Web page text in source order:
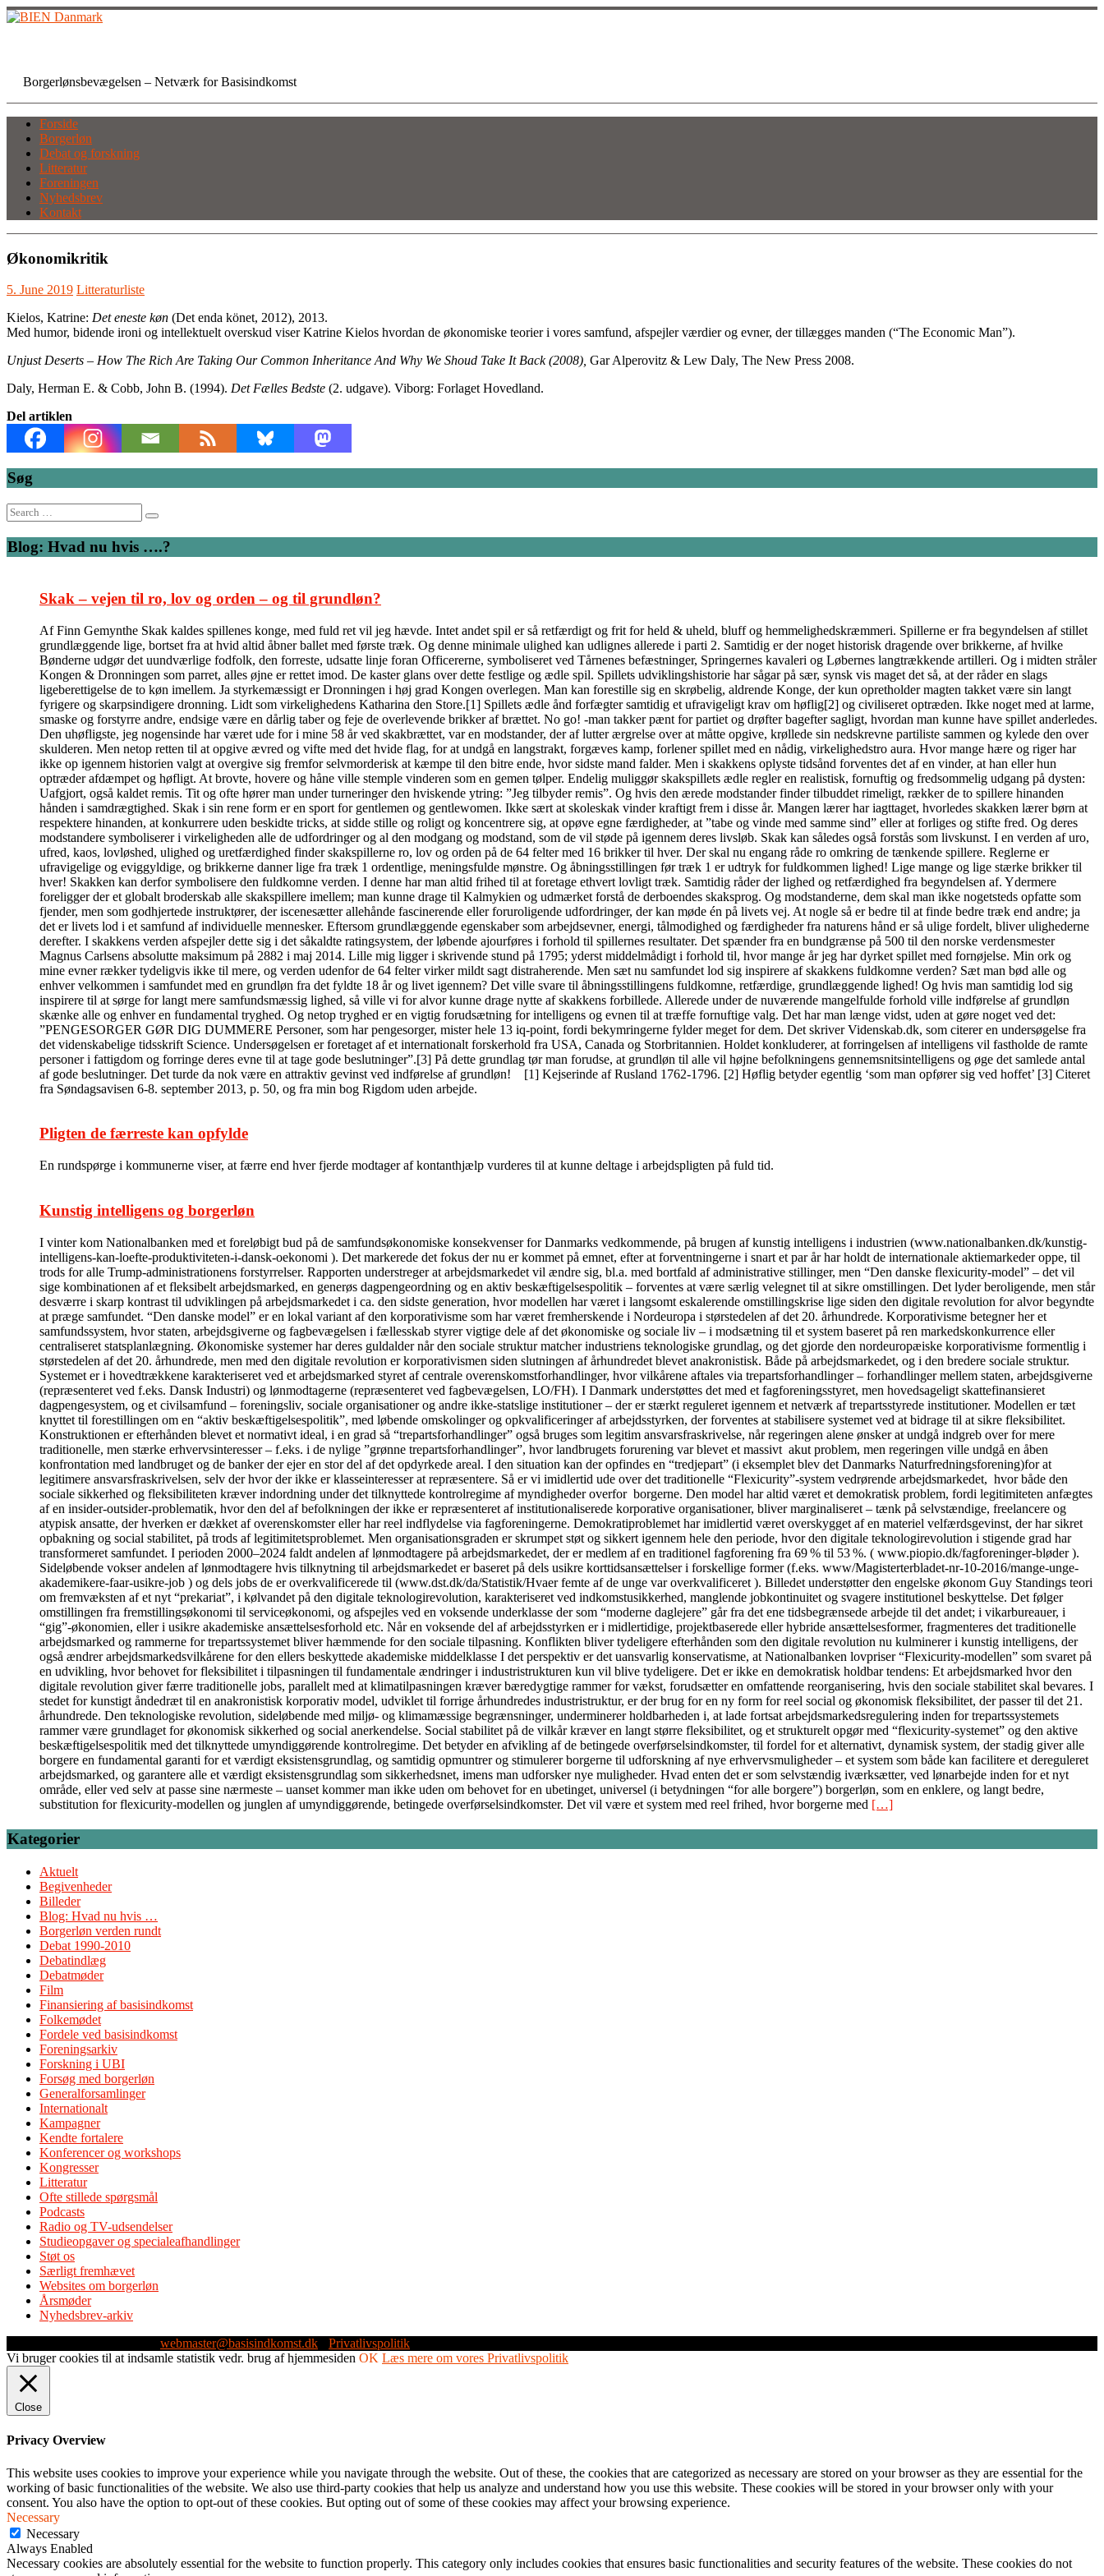
Skip
to
Borgerlønsbevægelsen – Netværk for Basisindkomst
Forside
Borgerløn
Debat og forskning
Litteratur
Foreningen
Nyhedsbrev
Kontakt
Økonomikritik
5. June 2019 Litteraturliste
Kielos, Katrine: Det eneste køn (Det enda könet, 2012), 2013.
Med humor, bidende ironi og intellektuelt overskud viser Katrine Kielos hvordan de økonomiske teorier i vores samfund, afspejler værdier og evner, der tillægges manden (“The Economic Man”).
Unjust Deserts – How The Rich Are Taking Our Common Inheritance And Why We Shoud Take It Back (2008), Gar Alperovitz & Lew Daly, The New Press 2008.
Daly, Herman E. & Cobb, John B. (1994). Det Fælles Bedste (2. udgave). Viborg: Forlaget Hovedland.
Del artiklen
Søg
Search
for:
Blog: Hvad nu hvis ….?
Skak – vejen til ro, lov og orden – og til grundløn?
Af Finn Gemynthe Skak kaldes spillenes konge, med fuld ret vil jeg hævde. Intet andet spil er så retfærdigt og frit for held & uheld, bluff og hemmelighedskræmmeri. Spillerne er fra begyndelsen af stillet
grundlæggende lige, bortset fra at hvid altid åbner ballet med første træk. Og denne minimale ulighed kan udlignes allerede i parti 2. Samtidig er der noget historisk dragende over brikkerne, af hvilke
Bønderne udgør det uundværlige fodfolk, den forreste, udsatte linje foran Officererne, symboliseret ved Tårnenes befæstninger, Springernes kavaleri og Løbernes langtrækkende artilleri. Og i midten stråler
Kongen & Dronningen som parret, alles øjne er rettet imod. De kaster glans over dette festlige og ædle spil. Spillets udviklingshistorie har sågar på sær, synsk vis maget det så, at der råder en slags
ligeberettigelse de to køn imellem. Ja styrkemæssigt er Dronningen i høj grad Kongen overlegen. Man kan forestille sig en skrøbelig, aldrende Konge, der kun opretholder magten takket være sin langt
fyrigere og skarpsindigere dronning. Lidt som virkelighedens Katharina den Store.[1] Spillets ædle ånd forfægter samtidig et ufravigeligt krav om høflig[2] og civiliseret optræden. Ikke noget med at larme,
smaske og forstyrre andre, endsige være en dårlig taber og feje de overlevende brikker af brættet. No go! -man takker pænt for partiet og drøfter bagefter sagligt, hvordan man kunne have spillet anderledes.
Den uhøfligste, jeg nogensinde har været ude for i mine 58 år ved skakbrættet, var en modstander, der af lutter ærgrelse over at måtte opgive, krøllede sin nedskrevne partiliste sammen og kylede den over
skulderen. Men netop retten til at opgive ævred og vifte med det hvide flag, for at undgå en langstrakt, forgæves kamp, forlener spillet med en nådig, virkelighedstro aura. Hvor mange hære og riger har
ikke op igennem historien valgt at overgive sig fremfor selvmorderisk at kæmpe til den bitre ende, hvor sidste mand falder. Men i skakkens oplyste tidsånd forventes det af en vinder, at han eller hun
optræder afdæmpet og høfligt. At brovte, hovere og håne ville stemple vinderen som en gemen tølper. Endelig muliggør skakspillets ædle regler en realistisk, fornuftig og fredsommelig udgang på dysten:
Uafgjort, også kaldet remis. Tit og ofte hører man under turneringer den hviskende ytring: ”Jeg tilbyder remis”. Og hvis den ærede modstander finder tilbuddet rimeligt, rækker de to spillere hinanden
hånden i samdrægtighed. Skak i sin rene form er en sport for gentlemen og gentlewomen. Ikke sært at skoleskak vinder kraftigt frem i disse år. Mangen lærer har iagttaget, hvorledes skakken lærer børn at
respektere hinanden, at konkurrere uden beskidte tricks, at sidde stille og roligt og koncentrere sig, at opøve egne færdigheder, at ”tabe og vinde med samme sind” eller at forliges og stifte fred. Og deres
modstandere symboliserer i virkeligheden alle de udfordringer og al den modgang og modstand, som de vil støde på igennem deres livsløb. Skak kan således også forstås som livskunst. I en verden af uro,
ufred, kaos, lovløshed, ulighed og uretfærdighed finder skakspillerne ro, lov og orden på de 64 felter med 16 brikker til hver. Der skal nu engang råde ro omkring de tænkende spillere. Reglerne er
ufravigelige og eviggyldige, og brikkerne danner lige fra træk 1 ordentlige, meningsfulde mønstre. Og åbningsstillingen før træk 1 er udtryk for fuldkommen lighed! Lige mange og lige stærke brikker til
hver! Skakken kan derfor symbolisere den fuldkomne verden. I denne har man altid frihed til at foretage ethvert lovligt træk. Samtidig råder der lighed og retfærdighed fra begyndelsen af. Ydermere
foreligger der et globalt broderskab alle skakspillere imellem; man kunne drage til Kalmykien og udmærket forstå de derboendes skaksprog. Og modstanderne, dem skal man ikke nogetsteds opfatte som
fjender, men som godhjertede instruktører, der iscenesætter allehånde fascinerende eller foruroligende udfordringer, der kan møde én på livets vej. At nogle så er bedre til at finde bedre træk end andre; ja
det er livets lod i et samfund af individuelle mennesker. Eftersom grundlæggende egenskaber som arbejdsevner, energi, tålmodighed og færdigheder fra naturens hånd er så ulige fordelt, bliver ulighederne
derefter. I skakkens verden afspejler dette sig i det såkaldte ratingsystem, der løbende ajourføres i forhold til spillernes resultater. Det spænder fra en bundgrænse på 500 til den norske verdensmester
Magnus Carlsens absolutte maksimum på 2882 i maj 2014. Lille mig ligger i skrivende stund på 1795; yderst middelmådigt i forhold til, hvor mange år jeg har dyrket spillet med fornøjelse. Min ork og
mine evner rækker tydeligvis ikke til mere, og verden udenfor de 64 felter virker mildt sagt distraherende. Men sæt nu samfundet lod sig inspirere af skakkens fuldkomne verden? Sæt man bød alle og
enhver velkommen i samfundet med en grundløn fra det fyldte 18 år og livet igennem? Det ville svare til åbningsstillingens fuldkomne, retfærdige, grundlæggende lighed! Og hvis man samtidig lod sig
inspirere til at sørge for langt mere samfundsmæssig lighed, så ville vi for alvor kunne drage nytte af skakkens forbillede. Allerede under de nuværende mangelfulde forhold ville indførelse af grundløn
skænke alle og enhver en fundamental tryghed. Og netop tryghed er en vigtig forudsætning for intelligens og evnen til at træffe fornuftige valg. Det har man længe vidst, uden at gøre noget ved det:
”PENGESORGER GØR DIG DUMMERE Personer, som har pengesorger, mister hele 13 iq-point, fordi bekymringerne fylder meget for dem. Det skriver Videnskab.dk, som citerer en undersøgelse fra
det videnskabelige tidsskrift Science. Undersøgelsen er foretaget af et internationalt forskerhold fra USA, Canada og Storbritannien. Holdet konkluderer, at forringelsen af intelligens vil fastholde de ramte
personer i fattigdom og forringe deres evne til at tage gode beslutninger”.[3] På dette grundlag tør man forudse, at grundløn til alle vil højne befolkningens gennemsnitsintelligens og øge det samlede antal
af gode beslutninger. Det turde da nok være en attraktiv gevinst ved indførelse af grundløn! [1] Kejserinde af Rusland 1762-1796. [2] Høflig betyder egentlig ‘som man opfører sig ved hoffet’ [3] Citeret
fra Søndagsavisen 6-8. september 2013, p. 50, og fra min bog Rigdom uden arbejde.
Pligten de færreste kan opfylde
En rundspørge i kommunerne viser, at færre end hver fjerde modtager af kontanthjælp vurderes til at kunne deltage i arbejdspligten på fuld tid.
Kunstig intelligens og borgerløn
I vinter kom Nationalbanken med et foreløbigt bud på de samfundsøkonomiske konsekvenser for Danmarks vedkommende, på brugen af kunstig intelligens i industrien (www.nationalbanken.dk/kunstig-
intelligens-kan-loefte-produktiviteten-i-dansk-oekonomi ). Det markerede det fokus der nu er kommet på emnet, efter at forventningerne i snart et par år har holdt de internationale aktiemarkeder oppe, til
trods for alle Trump-administrationens forstyrrelser. Rapporten understreger at arbejdsmarkedet vil ændre sig, bl.a. med bortfald af administrative stillinger, men “Den danske flexicurity-model” – det vil
sige kombinationen af et fleksibelt arbejdsmarked, en generøs dagpengeordning og en aktiv beskæftigelsespolitik – forventes at være særlig velegnet til at sikre omstillingen. Det lyder beroligende, men står
desværre i skarp kontrast til udviklingen på arbejdsmarkedet i ca. den sidste generation, hvor modellen har været i langsomt eskalerende omstillingskrise lige siden den digitale revolution for alvor begyndte
at præge samfundet. “Den danske model” er en lokal variant af den korporativisme som har været fremherskende i Nordeuropa i størstedelen af det 20. århundrede. Korporativisme betegner her et
samfundssystem, hvor staten, arbejdsgiverne og fagbevægelsen i fællesskab styrer vigtige dele af det økonomiske og sociale liv – i modsætning til et system baseret på ren markedskonkurrence eller
centraliseret statsplanlægning. Økonomiske systemer har deres guldalder når den sociale struktur matcher industriens teknologiske grundlag, og det gjorde den nordeuropæiske korporativisme formentlig i
størstedelen af det 20. århundrede, men med den digitale revolution er korporativismen siden slutningen af århundredet blevet anakronistisk. Både på arbejdsmarkedet, og i den bredere sociale struktur.
Systemet er i hovedtrækkene karakteriseret ved et arbejdsmarked styret af centrale overenskomstforhandlinger, hvor vilkårene aftales via trepartsforhandlinger – forhandlinger mellem staten, arbejdsgiverne
(repræsenteret ved f.eks. Dansk Industri) og lønmodtagerne (repræsenteret ved fagbevægelsen, LO/FH). I Danmark understøttes det med et fagforeningsstyret, men hovedsageligt skattefinansieret
dagpengesystem, og et civilsamfund – foreningsliv, sociale organisationer og andre ikke-statslige institutioner – der er stærkt reguleret igennem et netværk af trepartsstyrede institutioner. Modellen er tæt
knyttet til forestillingen om en “aktiv beskæftigelsespolitik”, med løbende omskolinger og opkvalificeringer af arbejdsstyrken, der forventes at stabilisere systemet ved at bidrage til at sikre fleksibilitet.
Konstruktionen er efterhånden blevet et normativt ideal, i en grad så “trepartsforhandlinger” også bruges som legitim ansvarsfraskrivelse, når regeringen alene ønsker at undgå indgreb over for mere
traditionelle, men stærke erhvervsinteresser – f.eks. i de nylige ”grønne trepartsforhandlinger”, hvor landbrugets forurening var blevet et massivt akut problem, men regeringen ville undgå en åben
konfrontation med landbruget og de banker der ejer en stor del af det opdyrkede areal. I den situation kan der opfindes en “tredjepart” (i eksemplet blev det Danmarks Naturfredningsforening)for at
legitimere ansvarsfraskrivelsen, selv der hvor der ikke er klasseinteresser at repræsentere. Så er vi imidlertid ude over det traditionelle “Flexicurity”-system vedrørende arbejdsmarkedet, hvor både den
sociale sikkerhed og fleksibiliteten kræver indordning under det tilknyttede kontrolregime af myndigheder overfor borgerne. Den model har altid været et demokratisk problem, fordi legitimiteten anfægtes
af en insider-outsider-problematik, hvor den del af befolkningen der ikke er repræsenteret af institutionaliserede korporative organisationer, bliver marginaliseret – tænk på selvstændige, freelancere og
atypisk ansatte, der hverken er dækket af overenskomster eller har reel indflydelse via fagforeningerne. Demokratiproblemet har imidlertid været overskygget af en materiel velfærdsgevinst, der har sikret
opbakning og social stabilitet, på trods af legitimitetsproblemet. Men organisationsgraden er skrumpet støt og sikkert igennem hele den periode, hvor den digitale teknologirevolution i stigende grad har
transformeret samfundet. I perioden 2000–2024 faldt andelen af lønmodtagere på arbejdsmarkedet, der er medlem af en traditionel fagforening fra 69 % til 53 %. ( www.piopio.dk/fagforeninger-bløder ).
Sideløbende vokser andelen af lønmodtagere hvis tilknytning til arbejdsmarkedet er baseret på dels usikre korttidsansættelser i forskellige former (f.eks. www/Magisterterbladet-nr-10-2016/mange-unge-
akademikere-faar-usikre-job ) og dels jobs de er overkvalificerede til (www.dst.dk/da/Statistik/Hvaer femte af de unge var overkvalificeret ). Billedet understøtter den engelske økonom Guy Standings teori
om fremvæksten af et nyt “prekariat”, i kølvandet på den digitale teknologirevolution, karakteriseret ved indkomstusikkerhed, manglende jobkontinuitet og svagere institutionel beskyttelse. Det følger
omstillingen fra fremstillingsøkonomi til serviceøkonomi, og afspejles ved en voksende underklasse der som “moderne daglejere” går fra det ene tidsbegrænsede arbejde til det andet; i vikarbureauer, i
“gig”-økonomien, eller i usikre akademiske ansættelsesforhold etc. Når en voksende del af arbejdsstyrken er i midlertidige, projektbaserede eller hybride ansættelsesformer, fragmenteres det traditionelle
arbejdsmarked og rammerne for trepartssystemet bliver hæmmende for den sociale tilpasning. Konflikten bliver tydeligere efterhånden som den digitale revolution nu kulminerer i kunstig intelligens, der
også ændrer arbejdsmarkedsvilkårene for den ellers beskyttede akademiske middelklasse I det perspektiv er det uansvarlig konservatisme, at Nationalbanken lovpriser “Flexicurity-modellen” som svaret på
en udvikling, hvor behovet for fleksibilitet i tilpasningen til fundamentale ændringer i industristrukturen kun vil blive tydeligere. Det er ikke en demokratisk holdbar tendens: Et arbejdsmarked hvor den
digitale revolution giver færre traditionelle jobs, parallelt med at klimatilpasningen kræver bæredygtige rammer for vækst, forudsætter en omfattende reorganisering, hvis den sociale stabilitet skal bevares. I
stedet for kunstigt åndedræt til en anakronistisk korporativ model, udviklet til forrige århundredes industristruktur, er der brug for en ny form for reel social og økonomisk fleksibilitet, der passer til det 21.
århundrede. Den teknologiske revolution, sideløbende med miljø- og klimamæssige begrænsninger, underminerer holdbarheden i, at lade fortsat arbejdsmarkedsregulering inden for trepartssystemets
rammer være grundlaget for økonomisk sikkerhed og social anerkendelse. Social stabilitet på de vilkår kræver en langt større fleksibilitet, og et strukturelt opgør med “flexicurity-systemet” og den aktive
beskæftigelsespolitik med det tilknyttede umyndiggørende kontrolregime. Det betyder en afvikling af de betingede overførselsindkomster, til fordel for et alternativt, dynamisk system, der stadig giver alle
borgere en fundamental garanti for et værdigt eksistensgrundlag, og samtidig opmuntrer og stimulerer borgerne til udforskning af nye erhvervsmuligheder – et system som både kan facilitere et dereguleret
arbejdsmarked, og garantere alle et værdigt eksistensgrundlag som sikkerhedsnet, imens man udforsker nye muligheder. Hvad enten det er som selvstændig iværksætter, ved lønarbejde inden for et nyt
område, eller ved selv at passe sine nærmeste – uanset kommer man ikke uden om behovet for en ubetinget, universel (i betydningen “for alle borgere”) borgerløn, som en enklere, og langt bedre,
substitution for flexicurity-modellen og junglen af umyndiggørende, betingede overførselsindkomster. Det vil være et system med reel frihed, hvor borgerne med […]
Kategorier
Aktuelt
Begivenheder
Billeder
Blog: Hvad nu hvis …
Borgerløn verden rundt
Debat 1990-2010
Debatindlæg
Debatmøder
Film
Finansiering af basisindkomst
Folkemødet
Fordele ved basisindkomst
Foreningsarkiv
Forskning i UBI
Forsøg med borgerløn
Generalforsamlinger
Internationalt
Kampagner
Kendte fortalere
Konferencer og workshops
Kongresser
Litteratur
Ofte stillede spørgsmål
Podcasts
Radio og TV-udsendelser
Studieopgaver og specialeafhandlinger
Støt os
Særligt fremhævet
Websites om borgerløn
Årsmøder
Nyhedsbrev-arkiv
webmaster@basisindkomst.dk
Privatlivspolitik
Vi bruger cookies til at indsamle statistik vedr. brug af hjemmesiden OK Læs mere om vores Privatlivspolitik
Close
Privacy Overview
This website uses cookies to improve your experience while you navigate through the website. Out of these, the cookies that are categorized as necessary are stored on your browser as they are essential for the
working of basic functionalities of the website. We also use third-party cookies that help us analyze and understand how you use this website. These cookies will be stored in your browser only with your
consent. You also have the option to opt-out of these cookies. But opting out of some of these cookies may affect your browsing experience.
Necessary
Necessary
Always Enabled
Necessary cookies are absolutely essential for the website to function properly. This category only includes cookies that ensures basic functionalities and security features of the website. These cookies do not